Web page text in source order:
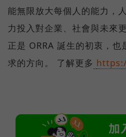
能無限放大每個人的能力，
力投入對企業、社會與未來
正是 ORRA 誕生的初衷，
求的方向。 了解更多